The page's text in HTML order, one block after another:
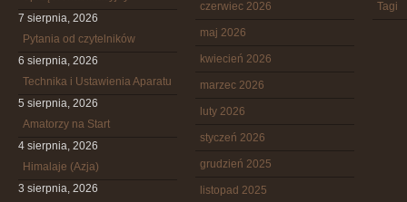
7 sierpnia, 2026
Pytania od czytelników
6 sierpnia, 2026
Technika i Ustawienia Aparatu
5 sierpnia, 2026
Amatorzy na Start
4 sierpnia, 2026
Himalaje (Azja)
3 sierpnia, 2026
czerwiec 2026
maj 2026
kwiecień 2026
marzec 2026
luty 2026
styczeń 2026
grudzień 2025
listopad 2025
Tagi